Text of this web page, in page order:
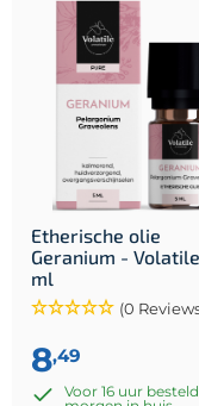
Etherische olie
Geranium -
ml
(0
8,49
Voor 16 uur